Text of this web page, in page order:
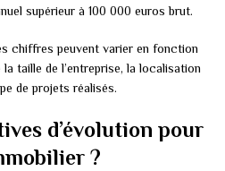
supérieur à 100 000 euros brut.
chiffres peuvent varier en fonction
taille de l’entreprise, la localisation
de projets réalisés.
d’évolution pour
?